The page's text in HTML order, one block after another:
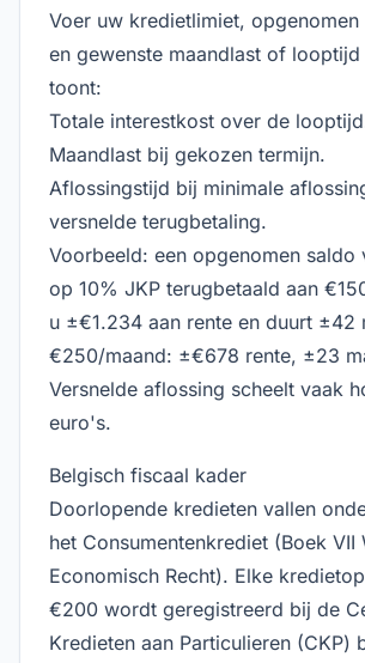
Voer uw kredietlimiet,
en gewenste maandlast of
toont:
Totale interestkost over de
Maandlast bij gekozen termijn.
Aflossingstijd bij minimale
versnelde terugbetaling.
Voorbeeld: een opgenomen
op 10% JKP terugbetaald aan
u ±€1.234 aan rente en duurt ±42
€250/maand: ±€678 rente, ±23
Versnelde aflossing scheelt vaak
euro's.
Belgisch fiscaal kader
Doorlopende kredieten vallen
het Consumentenkrediet (Boek VII
Economisch Recht). Elke
€200 wordt geregistreerd bij de
Kredieten aan Particulieren (CKP)